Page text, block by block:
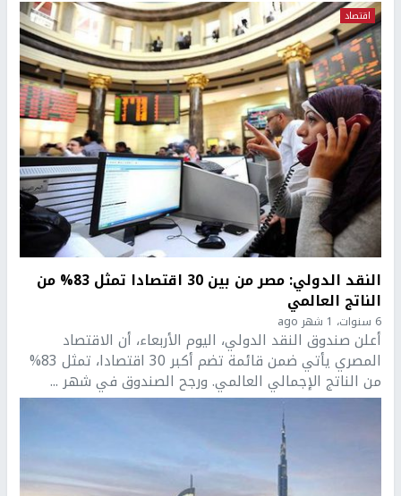
اقتصاد
النقد الدولي: مصر من بين 30 اقتصادا تمثل 83% من
الناتج العالمي
6 سنوات، 1 شهر ago
أعلن صندوق النقد الدولي، اليوم الأربعاء، أن الاقتصاد
المصري يأتي ضمن قائمة تضم أكبر 30 اقتصادا، تمثل 83%
من الناتج الإجمالي العالمي. ورجح الصندوق في شهر ...